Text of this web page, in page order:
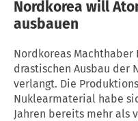
Nordkorea will
ausbauen
Nordkoreas Machthaber
drastischen Ausbau der
verlangt. Die
Nuklearmaterial habe
Jahren bereits mehr als